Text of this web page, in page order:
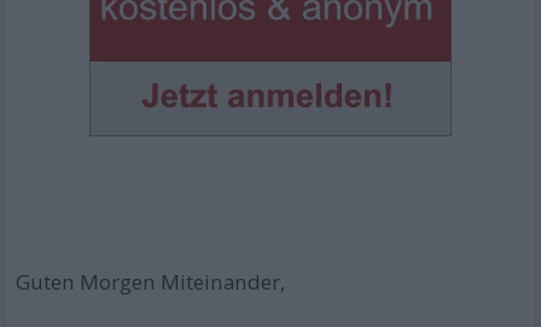
Guten Morgen Miteinander,